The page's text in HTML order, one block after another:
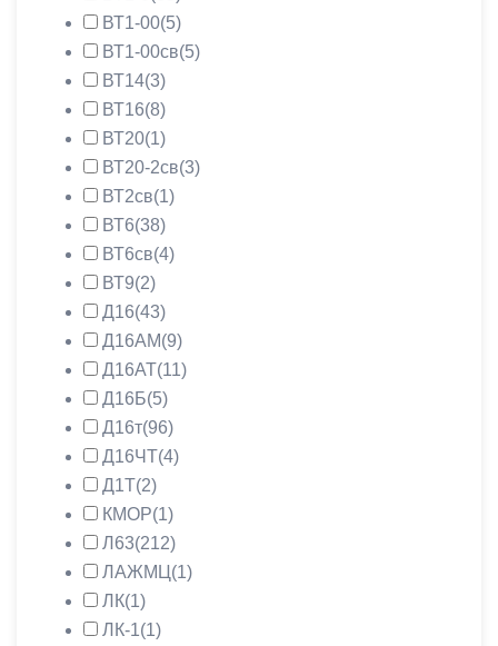
ВТ1-00(5)
ВТ1-00св(5)
ВТ14(3)
ВТ16(8)
ВТ20(1)
ВТ20-2св(3)
ВТ2св(1)
ВТ6(38)
ВТ6св(4)
ВТ9(2)
Д16(43)
Д16АМ(9)
Д16АТ(11)
Д16Б(5)
Д16т(96)
Д16ЧТ(4)
Д1Т(2)
КМОР(1)
Л63(212)
ЛАЖМЦ (1)
ЛК(1)
ЛК-1(1)